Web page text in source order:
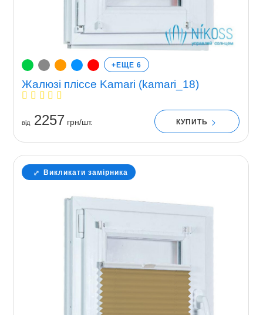
+ЕЩЕ 6
Жалюзі пліссе Kamari (kamari_18)
вiд2257 грн/шт. КУПИТЬ
Викликати замірника